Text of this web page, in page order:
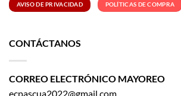
AVISO DE PRIVACIDAD POLÍTICAS DE COMPRA
CONTÁCTANOS
CORREO ELECTRÓNICO MAYOREO
ecpascua2022@gmail.com